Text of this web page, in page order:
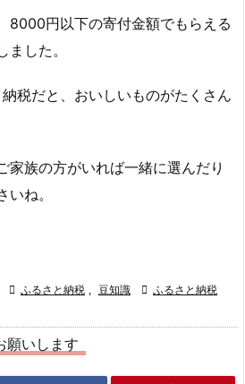
8000円以下の寄付金額でもらえる
した。
税だと、おいしいものがたくさん
家族の方がいれば一緒に選んだり
ね。
 ふるさと納税 , 豆知識  ふるさと納税
願いします